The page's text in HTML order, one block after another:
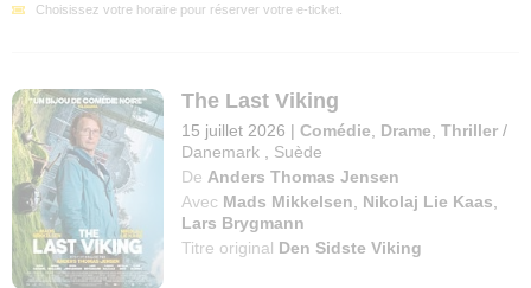
Choisissez votre horaire pour réserver votre e-ticket.
The Last Viking
15 juillet 2026 | Comédie Drame ,Thriller /
Danemark
Suède
De Anders Thomas Jensen
Avec Mads Mikkelsen Nikolaj Lie Kaas
Lars Brygmann
Titre original Den Sidste Viking